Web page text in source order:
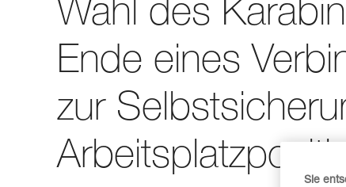
Wahl des
Ende eines
zur
Sie